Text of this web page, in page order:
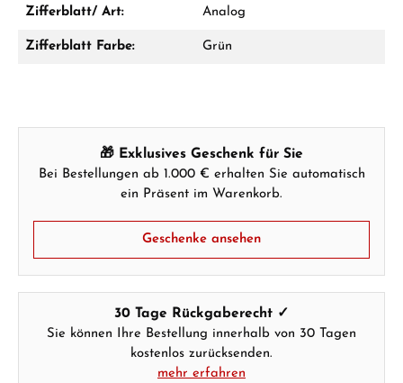
Zifferblatt/ Art: Analog
Zifferblatt Farbe: Grün
🎁 Exklusives Geschenk für Sie
Bei Bestellungen ab 1.000 € erhalten Sie automatisch
ein Präsent im Warenkorb.
Geschenke ansehen
30 Tage Rückgaberecht ✓
Sie können Ihre Bestellung innerhalb von 30 Tagen
kostenlos zurücksenden.
mehr erfahren